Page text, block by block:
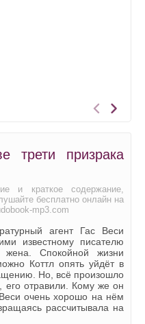
трети призрака
и краткое содержание,
бесплатно онлайн на
mp3.com
агент Гас Веси
известному писателю
жена. Спокойной жизни
Коттл опять уйдёт в
Но, всё произошло
отравили. Кому же он
очень хорошо на нём
рассчитывала на